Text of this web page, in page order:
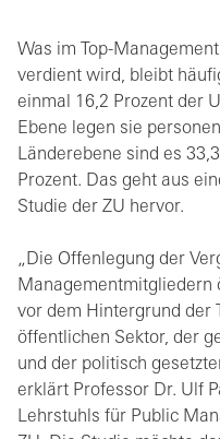
Was im Top-
verdient wird, bleibt
einmal 16,2 Prozent der
Ebene legen sie
Länderebene sind es
Prozent. Das geht aus
Studie der ZU hervor.
„Die Offenlegung der
vor dem Hintergrund der
öffentlichen Sektor, der
und der politisch
erklärt Professor Dr. Ulf
Lehrstuhls für Public